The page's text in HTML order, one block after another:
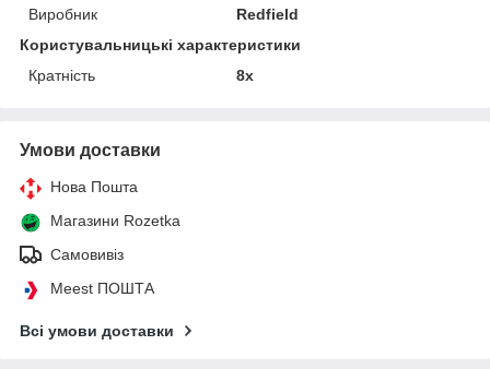
Виробник
Redfield
Користувальницькі характеристики
Кратність
8x
Умови доставки
Нова Пошта
Магазини Rozetka
Самовивіз
Meest ПОШТА
Всі умови доставки